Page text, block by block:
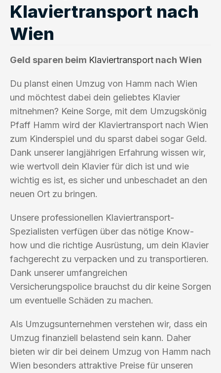
Klaviertransport nach
Wien
Geld sparen beim Klaviertransport nach Wien
Du planst einen Umzug von Hamm nach Wien
und möchtest dabei dein geliebtes Klavier
mitnehmen? Keine Sorge, mit dem Umzugskönig
Pfaff Hamm wird der Klaviertransport nach Wien
zum Kinderspiel und du sparst dabei sogar Geld.
Dank unserer langjährigen Erfahrung wissen wir,
wie wertvoll dein Klavier für dich ist und wie
wichtig es ist, es sicher und unbeschadet an den
neuen Ort zu bringen.
Unsere professionellen Klaviertransport-
Spezialisten verfügen über das nötige Know-
how und die richtige Ausrüstung, um dein Klavier
fachgerecht zu verpacken und zu transportieren.
Dank unserer umfangreichen
Versicherungspolice brauchst du dir keine Sorgen
um eventuelle Schäden zu machen.
Als Umzugsunternehmen verstehen wir, dass ein
Umzug finanziell belastend sein kann. Daher
bieten wir dir bei deinem Umzug von Hamm nach
Wien besonders attraktive Preise für unseren